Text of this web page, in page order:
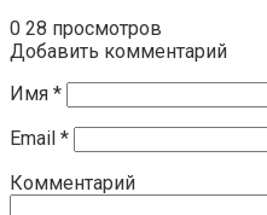
0 28 просмотров
Добавить комментарий
Имя *
Email *
Комментарий